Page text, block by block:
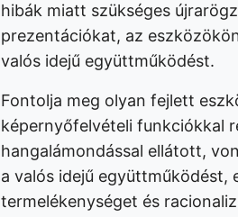
hibák miatt szükséges
prezentációkat, az
valós idejű együttműködést.
Fontolja meg olyan fejlett
képernyőfelvételi funkciókkal
hangalámondással ellátott,
a valós idejű együttműködést,
termelékenységet és